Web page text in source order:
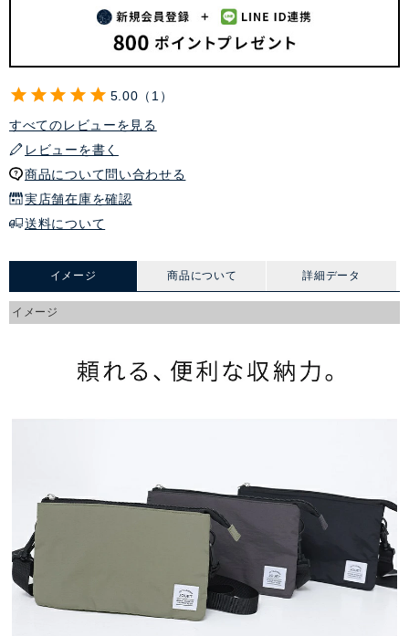
5.00
1
すべてのレビューを見る
レビューを書く
商品について問い合わせる
実店舗在庫を確認
送料について
イメージ 商品について 詳細データ
イメージ